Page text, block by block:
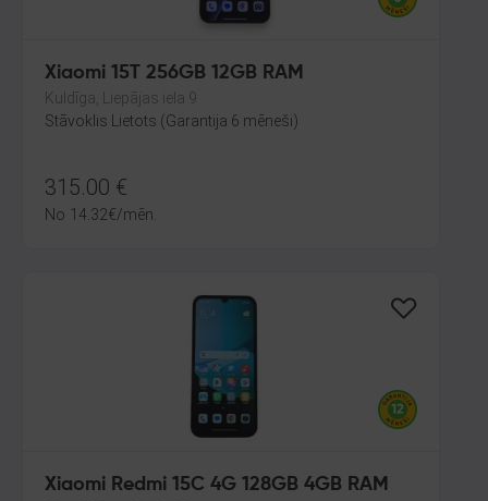
Xiaomi 15T 256GB 12GB RAM
Kuldīga, Liepājas iela 9
Stāvoklis Lietots (Garantija 6 mēneši)
315.00 €
No 14.32€/mēn.
Xiaomi Redmi 15C 4G 128GB 4GB RAM